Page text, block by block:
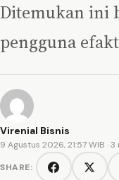
Ditemukan ini
pengguna
Virenial Bisnis
9 Agustus 2026, 21:57 WIB ·
SHARE:
Facebook